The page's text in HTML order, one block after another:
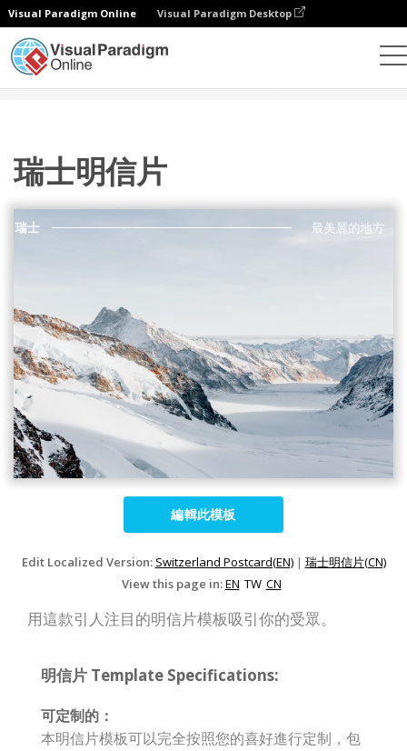
Visual Paradigm Online Visual Paradigm Desktop
瑞士明信片
編輯此模板
Edit Localized Version: Switzerland Postcard(EN)| 瑞士明信片(CN)
View this page in:EN TW CN
用這款引人注目的明信片模板吸引你的受眾。
明信片 Template Specifications:
可定制的：
本明信片模板可以完全按照您的喜好進行定制，包